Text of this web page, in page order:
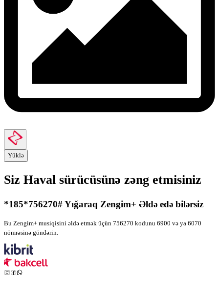
Yüklə
Siz Haval sürücüsünə zəng etmisiniz
*185*756270# Yığaraq Zengim+ Əldə edə bilərsiz
Bu Zengim+ musiqisini əldə etmək üçün 756270 kodunu 6900 və ya 6070
nömrəsinə göndərin.